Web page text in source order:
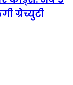
ग्रेच्युटी